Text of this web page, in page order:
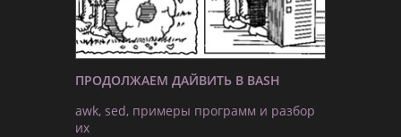
ПРОДОЛЖАЕМ ДАЙВИТЬ В BASH
awk, sed, примеры программ и разбор
их